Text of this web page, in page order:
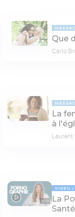
Que
Carlo
La
à
Laurent
18:39
VIDÉO
La